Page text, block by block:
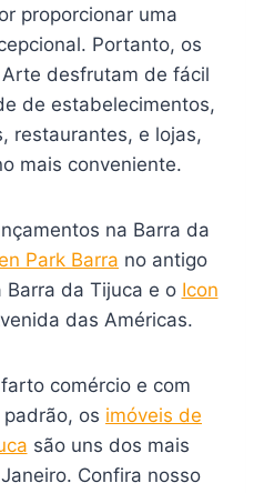
proporcionar uma
Portanto, os
desfrutam de fácil
de estabelecimentos,
restaurantes, e lojas,
mais conveniente.
na Barra da
Park Barra no antigo
Barra da Tijuca e o Icon
das Américas.
comércio e com
os imóveis de
são uns dos mais
Confira nosso